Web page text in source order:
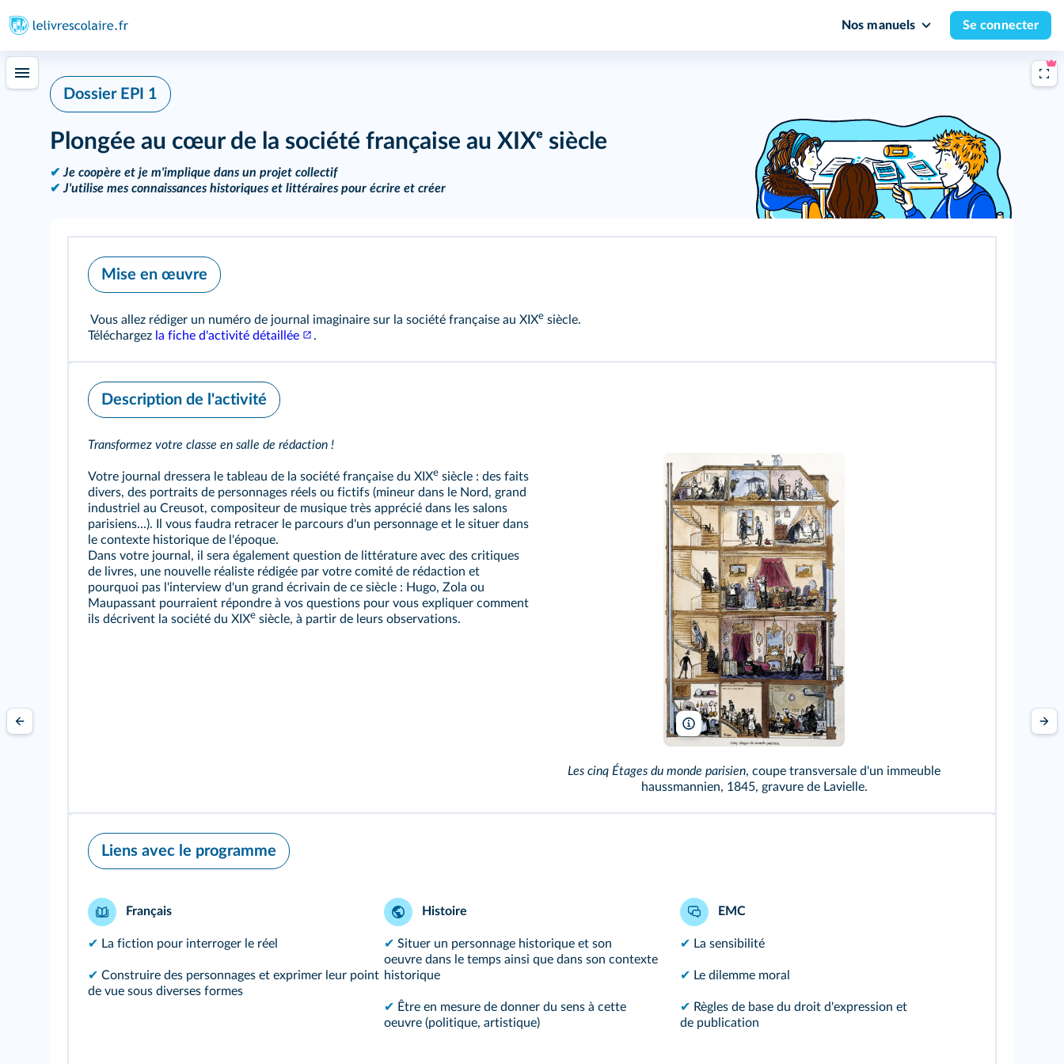
Nos manuels Se connecter
Dossier EPI 1
Plongée au cœur de la société française au XIXᵉ siècle
✔ Je coopère et je m'implique dans un projet collectif
✔ J'utilise mes connaissances historiques et littéraires pour écrire et créer
Mise en œuvre
Vous allez rédiger un numéro de journal imaginaire sur la société française au XIXe siècle.
Téléchargez la fiche d'activité détaillée .
Description de l'activité
Transformez votre classe en salle de rédaction !
Votre journal dressera le tableau de la société française du XIXe siècle : des faits
divers, des portraits de personnages réels ou fictifs (mineur dans le Nord, grand
industriel au Creusot, compositeur de musique très apprécié dans les salons
parisiens...). Il vous faudra retracer le parcours d'un personnage et le situer dans
le contexte historique de l'époque.
Dans votre journal, il sera également question de littérature avec des critiques
de livres, une nouvelle réaliste rédigée par votre comité de rédaction et
pourquoi pas l'interview d'un grand écrivain de ce siècle : Hugo, Zola ou
Maupassant pourraient répondre à vos questions pour vous expliquer comment
ils décrivent la société du XIXe siècle, à partir de leurs observations.
Photo Josse/Leemage
Les cinq Étages du monde parisien, coupe transversale d'un immeuble
haussmannien, 1845, gravure de Lavielle.
Liens avec le programme
Français
✔ La fiction pour interroger le réel
✔ Construire des personnages et exprimer leur point
de vue sous diverses formes
Histoire
✔ Situer un personnage historique et son
oeuvre dans le temps ainsi que dans son contexte
historique
✔ Être en mesure de donner du sens à cette
oeuvre (politique, artistique)
EMC
✔ La sensibilité
✔ Le dilemme moral
✔ Règles de base du droit d'expression et
de publication